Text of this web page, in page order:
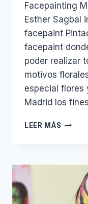
Facepainting
Esther Sagbal
facepaint
facepaint
poder realizar
motivos
especial flores
Madrid los
LEER MÁS TALLER
HOJAS